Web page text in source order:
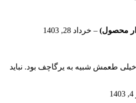
– خرداد 28, 1403
طعمش شبیه به یرگاچف بود. نباید